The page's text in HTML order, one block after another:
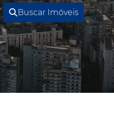
Buscar Imóveis